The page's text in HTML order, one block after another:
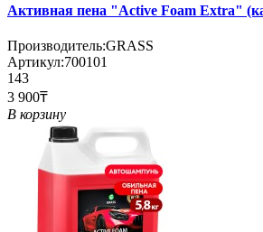
Активная пена "Active Foam Extra"
Производитель:GRASS
Артикул:700101
143
3 900₸
В корзину